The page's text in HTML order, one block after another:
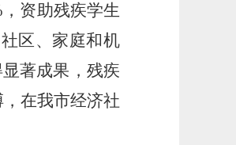
资助残疾学生
区、家庭和机
著成果，残疾
在我市经济社